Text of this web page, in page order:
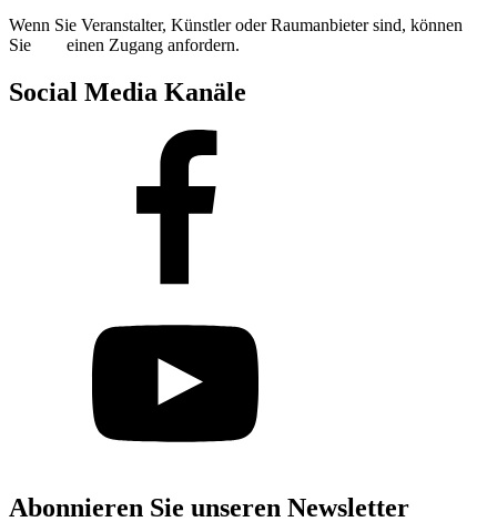
Wenn Sie Veranstalter, Künstler oder Raumanbieter sind, können
Sie
einen Zugang anfordern.
Social Media Kanäle
Abonnieren Sie unseren Newsletter